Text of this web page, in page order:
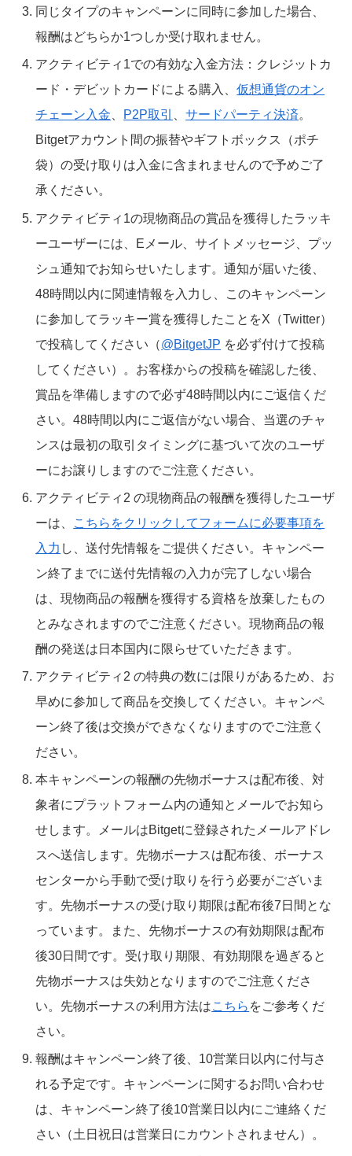
同じタイプのキャンペーンに同時に参加した場合、
報酬はどちらか1つしか受け取れません。
アクティビティ1での有効な入金方法：クレジットカ
ード・デビットカードによる購入、仮想通貨のオン
チェーン入金
P2P取引 、サードパーティ決済。
Bitgetアカウント間の振替やギフトボックス（ポチ
袋）の受け取りは入金に含まれませんので予めご了
承ください。
アクティビティ1の現物商品の賞品を獲得したラッキ
ーユーザーには、Eメール、サイトメッセージ、プッ
シュ通知でお知らせいたします。通知が届いた後、
48時間以内に関連情報を入力し、このキャンペーン
に参加してラッキー賞を獲得したことをX（Twitter）
で投稿してください（@BitgetJP を必ず付けて投稿
してください）。お客様からの投稿を確認した後、
賞品を準備しますので必ず48時間以内にご返信くだ
さい。48時間以内にご返信がない場合、当選のチャ
ンスは最初の取引タイミングに基づいて次のユーザ
ーにお譲りしますのでご注意ください。
アクティビティ2 の現物商品の報酬を獲得したユーザ
ーは、
こちらをクリックしてフォームに必要事項を
入力 し、送付先情報をご提供ください。キャンペー
ン終了までに送付先情報の入力が完了しない場合
は、現物商品の報酬を獲得する資格を放棄したもの
とみなされますのでご注意ください。現物商品の報
酬の発送は日本国内に限らせていただきます。
アクティビティ2 の特典の数には限りがあるため、お
早めに参加して商品を交換してください。キャンペ
ーン終了後は交換ができなくなりますのでご注意く
ださい。
本キャンペーンの報酬の先物ボーナスは配布後、対
象者にプラットフォーム内の通知とメールでお知ら
せします。メールはBitgetに登録されたメールアドレ
スへ送信します。先物ボーナスは配布後、ボーナス
センターから手動で受け取りを行う必要がございま
す。先物ボーナスの受け取り期限は配布後7日間とな
っています。また、先物ボーナスの有効期限は配布
後30日間です。受け取り期限、有効期限を過ぎると
先物ボーナスは失効となりますのでご注意くださ
い。先物ボーナスの利用方法はこちら をご参考くだ
さい。
報酬はキャンペーン終了後、10営業日以内に付与さ
れる予定です。キャンペーンに関するお問い合わせ
は、キャンペーン終了後10営業日以内にご連絡くだ
さい（土日祝日は営業日にカウントされません）。